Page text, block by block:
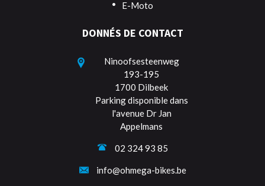
E-Moto
DONNÉS DE CONTACT
Ninoofsesteenweg
193-195
1700 Dilbeek
Parking disponible dans
l'avenue Dr Jan
Appelmans
02 324 93 85
info@ohmega-bikes.be